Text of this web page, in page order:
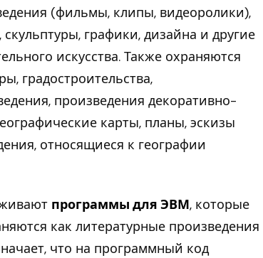
(фильмы, клипы, видеоролики),
графики, дизайна и другие
искусства. Также охраняются
градостроительства,
произведения декоративно-
карты, планы, эскизы
относящиеся к географии
программы для ЭВМ, которые
как литературные произведения
что на программный код